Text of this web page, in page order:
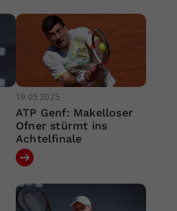
19.05.2025
ATP Genf: Makelloser
Ofner stürmt ins
Achtelfinale